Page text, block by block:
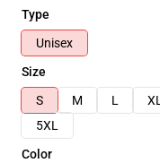
Type
Unisex
Size
S
M L XL
5XL
Color